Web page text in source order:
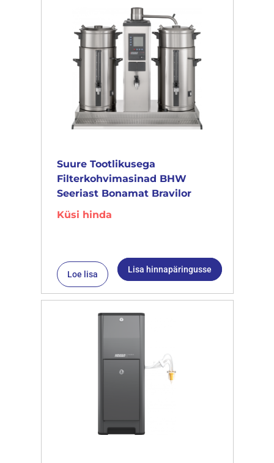
Suure Tootlikusega
Filterkohvimasinad BHW
Seeriast Bonamat Bravilor
Küsi hinda
Loe lisa Lisa hinnapäringusse